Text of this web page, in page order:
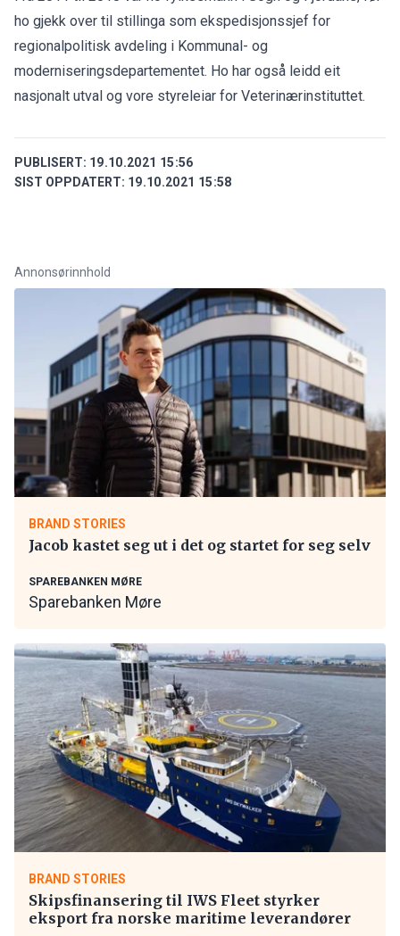
ho gjekk over til stillinga som ekspedisjonssjef for
regionalpolitisk avdeling i Kommunal- og
moderniseringsdepartementet. Ho har også leidd eit
nasjonalt utval og vore styreleiar for Veterinærinstituttet.
PUBLISERT: 19.10.2021 15:56
SIST OPPDATERT: 19.10.2021 15:58
Annonsørinnhold
BRAND STORIES
Jacob kastet seg ut i det og startet for seg selv
SPAREBANKEN MØRE
Sparebanken Møre
BRAND STORIES
Skipsfinansering til IWS Fleet styrker
eksport fra norske maritime leverandører